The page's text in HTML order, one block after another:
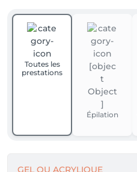
Toutes les
prestations
Épilation
GEL OU ACRYLIQUE